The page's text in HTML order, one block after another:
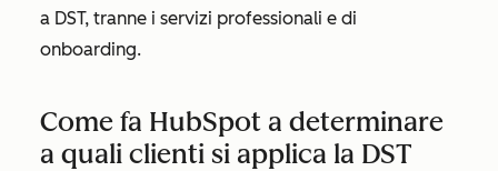
a DST, tranne i servizi professionali e di
onboarding.
Come fa HubSpot a determinare
a quali clienti si applica la DST